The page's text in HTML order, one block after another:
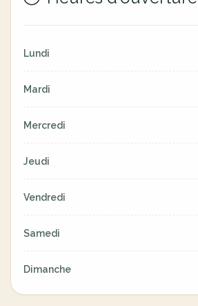
Lundi
Mardi
Mercredi
Jeudi
Vendredi
Samedi
Dimanche